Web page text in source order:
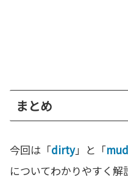
まとめ
今回は「dirty」と「
についてわかりやすく